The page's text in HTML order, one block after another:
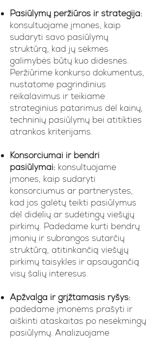
Pasiūlymų peržiūros ir strategija:
konsultuojame įmones, kaip
sudaryti savo pasiūlymų
struktūrą, kad jų sėkmės
galimybės būtų kuo didesnės.
Peržiūrime konkurso dokumentus,
nustatome pagrindinius
reikalavimus ir teikiame
strateginius patarimus dėl kainų,
techninių pasiūlymų bei atitikties
atrankos kriterijams.
Konsorciumai ir bendri
pasiūlymai: konsultuojame
įmones, kaip sudaryti
konsorciumus ar partnerystes,
kad jos galėtų teikti pasiūlymus
dėl didelių ar sudėtingų viešųjų
pirkimų. Padedame kurti bendrų
įmonių ir subrangos sutarčių
struktūrą, atitinkančią viešųjų
pirkimų taisykles ir apsaugančią
visų šalių interesus.
Apžvalga ir grįžtamasis ryšys:
padedame įmonėms prašyti ir
aiškinti ataskaitas po nesėkmingų
pasiūlymų. Analizuojame